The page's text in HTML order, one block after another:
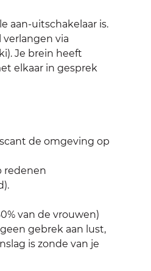
aan-uitschakelaar is.
via
Je brein heeft
elkaar in gesprek
de omgeving op
redenen
van de vrouwen)
gebrek aan lust,
is zonde van je